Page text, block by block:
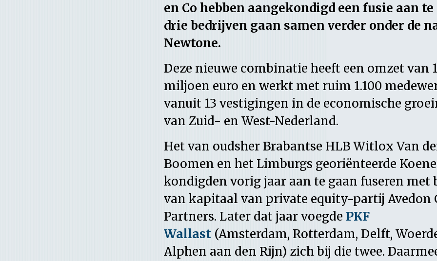
en Co hebben aangekondigd een fusie aan te
drie bedrijven gaan samen verder onder de
Newtone.
Deze nieuwe combinatie heeft een omzet van
miljoen euro en werkt met ruim 1.100
vanuit 13 vestigingen in de economische
van Zuid- en West-Nederland.
Het van oudsher Brabantse HLB Witlox Van
Boomen en het Limburgs georiënteerde
kondigden vorig jaar aan te gaan fuseren met
van kapitaal van private equity-partij Avedon
Partners. Later dat jaar voegde PKF
Wallast (Amsterdam, Rotterdam, Delft,
Alphen aan den Rijn) zich bij die twee.